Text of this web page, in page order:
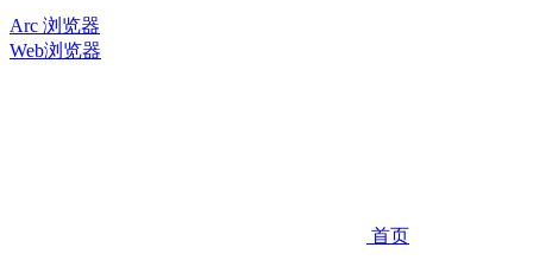
Arc 浏览器
Web浏览器
首页